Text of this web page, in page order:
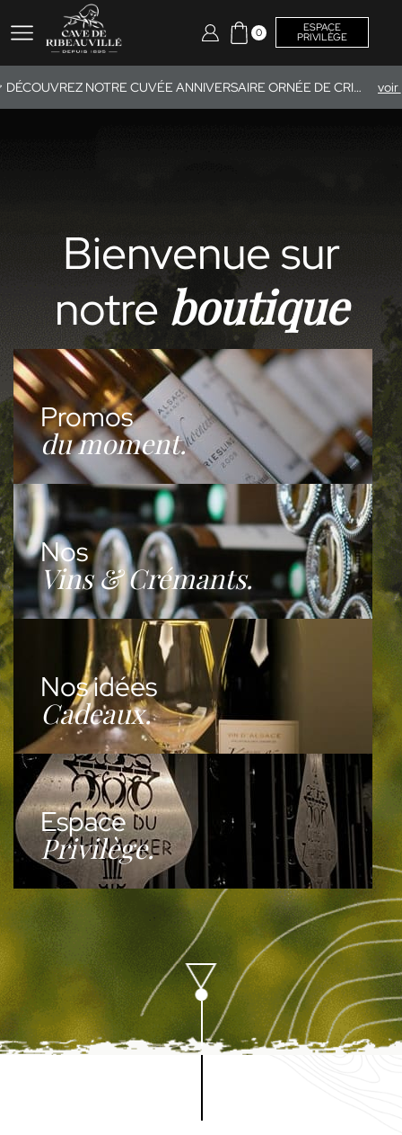
0 ESPACE
PRIVILÈGE
DÉCOUVREZ NOTRE CUVÉE ANNIVERSAIRE ORNÉE DE CRISTAUX SWAROVSKI®.
Bienvenue sur
notreboutique
Espace
Privilège.
Nos idées
Cadeaux.
Nos
Vins & Crémants.
Promos
du moment.